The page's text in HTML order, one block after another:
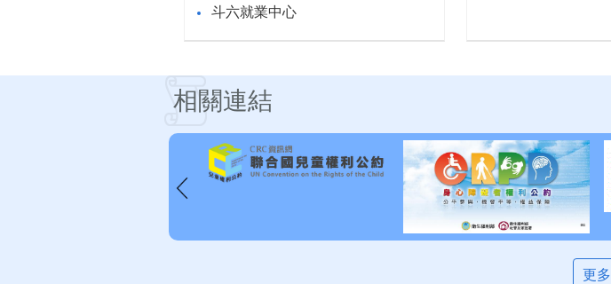
斗六就業中心
相關連結
更多